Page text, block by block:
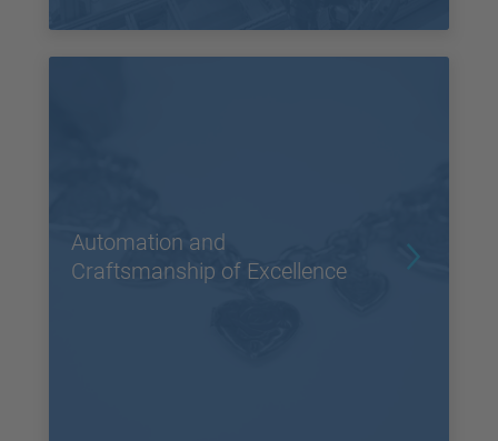
Automation and
Craftsmanship of Excellence